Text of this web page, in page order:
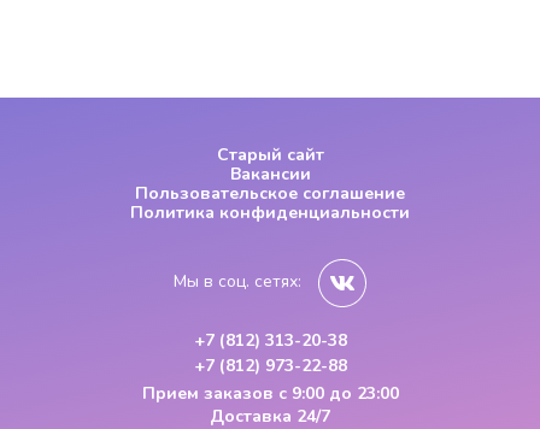
Старый сайт
Вакансии
Пользовательское соглашение
Политика конфиденциальности
Мы в соц. сетях:
+7 (812) 313-20-38
+7 (812) 973-22-88
Прием заказов с 9:00 до 23:00
Доставка 24/7